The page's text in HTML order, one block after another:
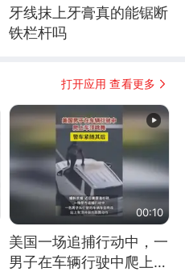
牙线抹上牙膏真的能锯断
铁栏杆吗
打开应用 查看更多
00:10
美国一场追捕行动中，一
男子在车辆行驶中爬上车